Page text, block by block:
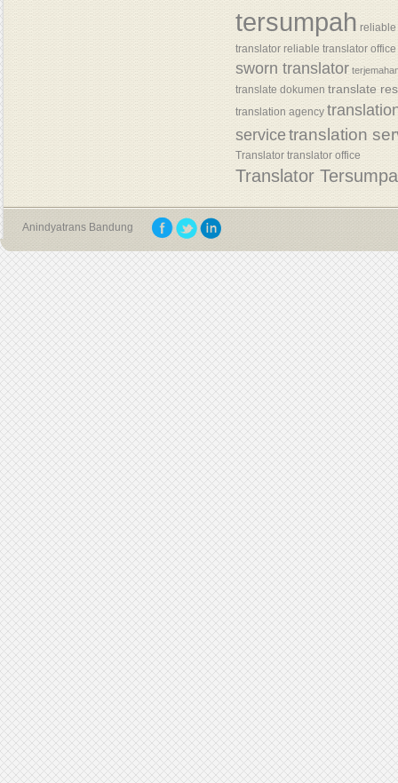
tersumpah reliable
translator reliable translator office
sworn translator
translate dokumen translate
translation agency
servicetranslation
Translator translator office
Translator
Anindyatrans Bandung